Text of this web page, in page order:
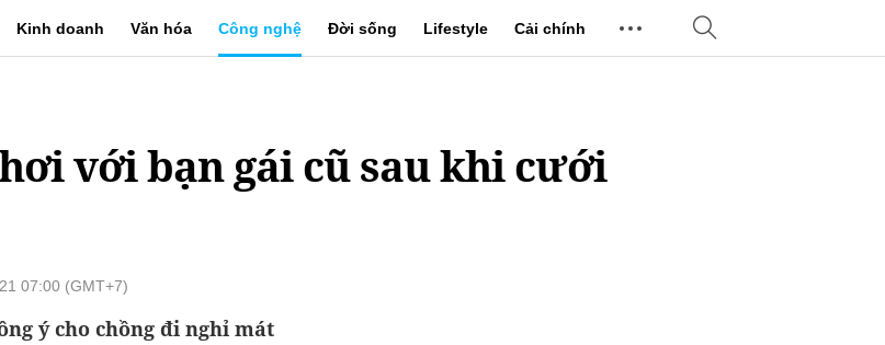
Kinh doanh Văn hóa Công nghệ Đời sống Lifestyle Cải chính
với bạn gái cũ sau khi cưới
07:00 (GMT+7)
ý cho chồng đi nghỉ mát